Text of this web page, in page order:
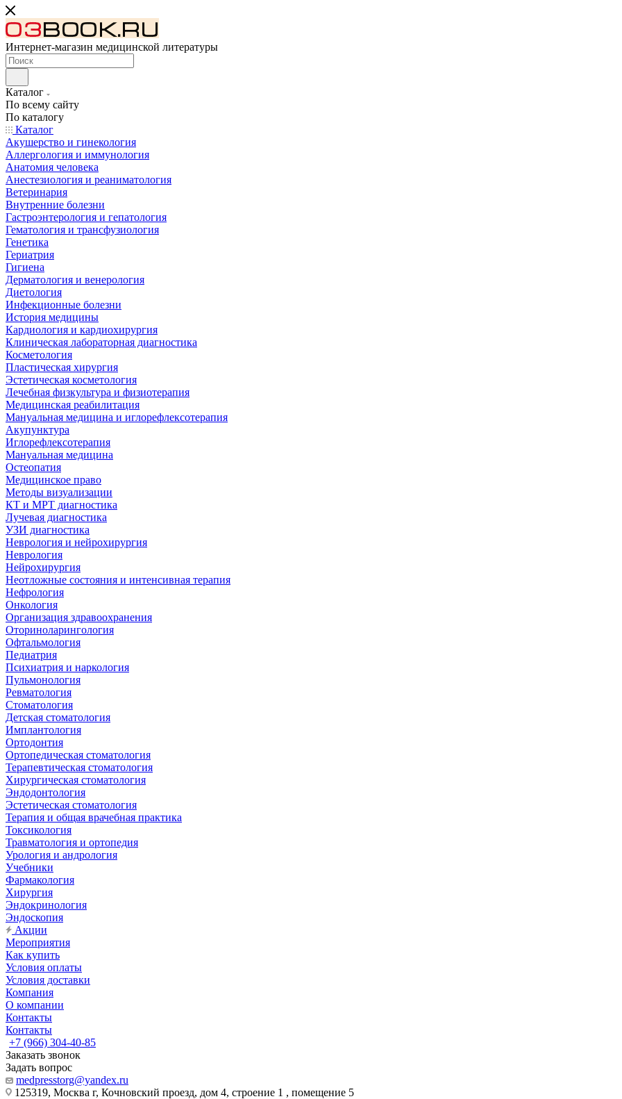
Интернет-магазин медицинской литературы
Каталог
По всему сайту
По каталогу
Каталог
Акушерство и гинекология
Аллергология и иммунология
Анатомия человека
Анестезиология и реаниматология
Ветеринария
Внутренние болезни
Гастроэнтерология и гепатология
Гематология и трансфузиология
Генетика
Гериатрия
Гигиена
Дерматология и венерология
Диетология
Инфекционные болезни
История медицины
Кардиология и кардиохирургия
Клиническая лабораторная диагностика
Косметология
Пластическая хирургия
Эстетическая косметология
Лечебная физкультура и физиотерапия
Медицинская реабилитация
Мануальная медицина и иглорефлексотерапия
Акупунктура
Иглорефлексотерапия
Мануальная медицина
Остеопатия
Медицинское право
Методы визуализации
КТ и МРТ диагностика
Лучевая диагностика
УЗИ диагностика
Неврология и нейрохирургия
Неврология
Нейрохирургия
Неотложные состояния и интенсивная терапия
Нефрология
Онкология
Организация здравоохранения
Оториноларингология
Офтальмология
Педиатрия
Психиатрия и наркология
Пульмонология
Ревматология
Стоматология
Детская стоматология
Имплантология
Ортодонтия
Ортопедическая стоматология
Терапевтическая стоматология
Хирургическая стоматология
Эндодонтология
Эстетическая стоматология
Терапия и общая врачебная практика
Токсикология
Травматология и ортопедия
Урология и андрология
Учебники
Фармакология
Хирургия
Эндокринология
Эндоскопия
Акции
Мероприятия
Как купить
Условия оплаты
Условия доставки
Компания
О компании
Контакты
Контакты
+7 (966) 304-40-85
Заказать звонок
Задать вопрос
medpresstorg@yandex.ru
125319, Москва г, Кочновский проезд, дом 4, строение 1 , помещение 5